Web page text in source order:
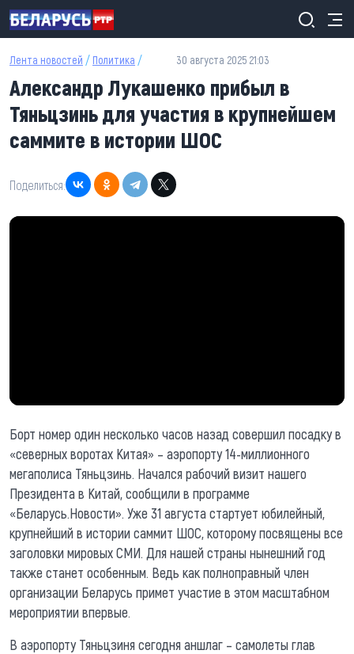
Перейти к основному содержанию
Лента новостей / Политика / 30 августа 2025 21:03
Александр Лукашенко прибыл в
Тяньцзинь для участия в крупнейшем
саммите в истории ШОС
Поделиться:
Борт номер один несколько часов назад совершил посадку в
«северных воротах Китая» – аэропорту 14-миллионного
мегаполиса Тяньцзинь. Начался рабочий визит нашего
Президента в Китай, сообщили в программе
«Беларусь.Новости». Уже 31 августа стартует юбилейный,
крупнейший в истории саммит ШОС, которому посвящены все
заголовки мировых СМИ. Для нашей страны нынешний год
также станет особенным. Ведь как полноправный член
организации Беларусь примет участие в этом масштабном
мероприятии впервые.
В аэропорту Тяньцзиня сегодня аншлаг – самолеты глав